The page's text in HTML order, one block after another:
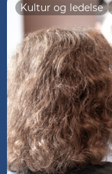
Kultur og ledelse